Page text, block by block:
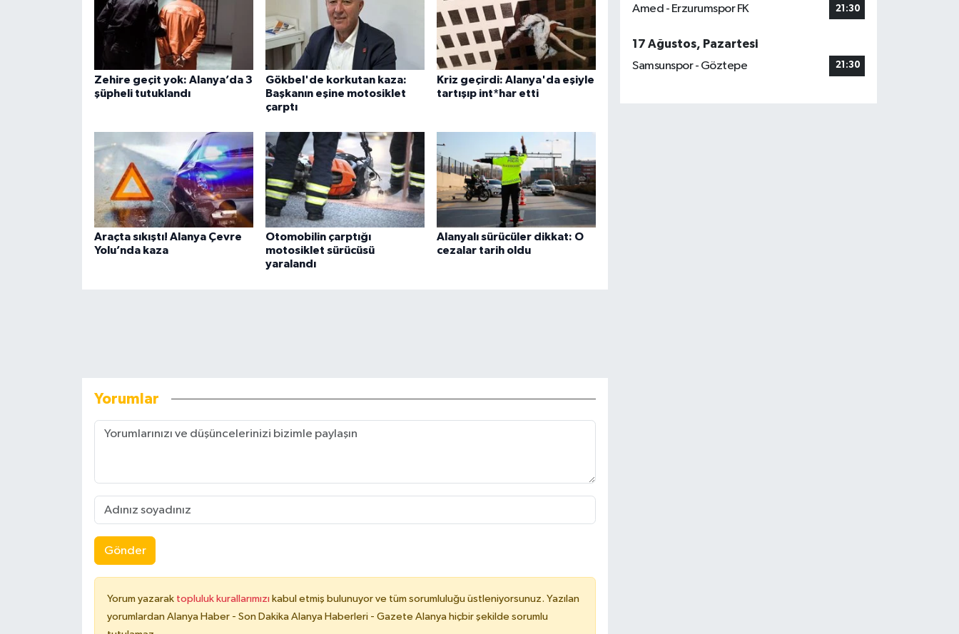
Zehire geçit yok: Alanya’da 3
şüpheli tutuklandı
Gökbel'de korkutan kaza:
Başkanın eşine motosiklet
çarptı
Kriz geçirdi: Alanya'da eşiyle
tartışıp int*har etti
Araçta sıkıştı! Alanya Çevre
Yolu’nda kaza
Otomobilin çarptığı
motosiklet sürücüsü
yaralandı
Alanyalı sürücüler dikkat: O
cezalar tarih oldu
Yorumlar
Gönder
Yorum yazarak topluluk kurallarımızı kabul etmiş bulunuyor ve tüm sorumluluğu üstleniyorsunuz. Yazılan
yorumlardan Alanya Haber - Son Dakika Alanya Haberleri - Gazete Alanya hiçbir şekilde sorumlu
Amed - Erzurumspor FK 21:30
17 Ağustos, Pazartesi
Samsunspor - Göztepe
21:30